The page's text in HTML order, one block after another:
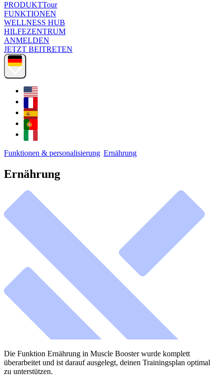
PRODUKTTour
FUNKTIONEN
WELLNESS HUB
HILFEZENTRUM
ANMELDEN
JETZT BEITRETEN
Funktionen & personalisierung Ernährung
Ernährung
Die Funktion Ernährung in Muscle Booster wurde komplett
überarbeitet und ist darauf ausgelegt, deinen Trainingsplan optimal
zu unterstützen.